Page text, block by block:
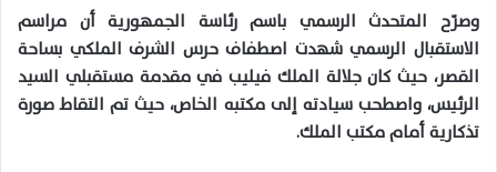
وصرّح المتحدث الرسمي باسم رئاسة الجمهورية أن مراسم
الاستقبال الرسمي شهدت اصطفاف حرس الشرف الملكي بساحة
القصر، حيث كان جلالة الملك فيليب في مقدمة مستقبلي السيد
الرئيس، واصطحب سيادته إلى مكتبه الخاص، حيث تم التقاط صورة
تذكارية أمام مكتب الملك.